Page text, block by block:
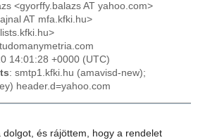
<gyorffy.balazs AT yahoo.com>
AT mfa.kfki.hu>
14:01:28 +0000 (UTC)
: smtp1.kfki.hu (amavisd-new);
header.d=yahoo.com
dolgot, és rájöttem, hogy a rendelet